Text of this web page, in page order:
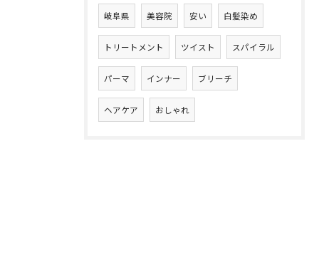
岐阜県 美容院 安い 白髪染め
トリートメント ツイスト スパイラル
パーマ インナー ブリーチ
ヘアケア おしゃれ